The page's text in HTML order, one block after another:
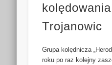
Trojanowic
Grupa kolędnicza
roku po raz kolejny